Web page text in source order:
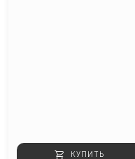
КУПИТЬ